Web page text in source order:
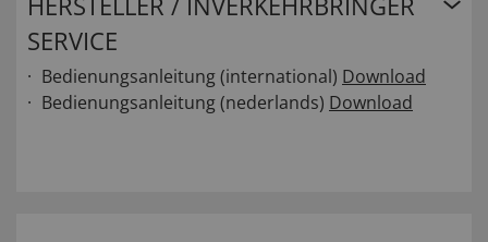
SERVICE
Bedienungsanleitung (international) Download
Bedienungsanleitung (nederlands) Download